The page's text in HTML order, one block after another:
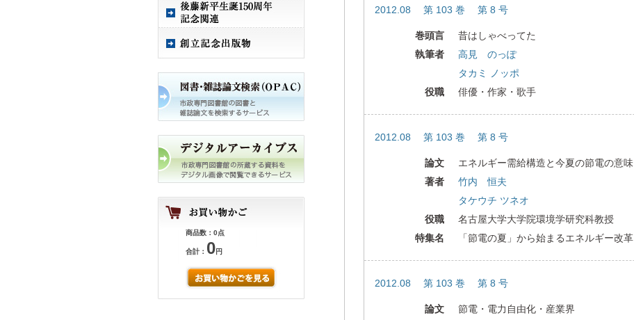
商品数：0点
合計： 0円
2012.08 第 103 巻 第 8 号
巻頭言
昔はしゃべってた
執筆者
高見 のっぽ
タカミ ノッポ
役職
俳優・作家・歌手
2012.08 第 103 巻 第 8 号
論文
エネルギー需給構造と今夏の節電の意味
著者
竹内 恒夫
タケウチ ツネオ
役職
名古屋大学大学院環境学研究科教授
特集名
「節電の夏」から始まるエネルギー改革
2012.08 第 103 巻 第 8 号
論文
節電・電力自由化・産業界